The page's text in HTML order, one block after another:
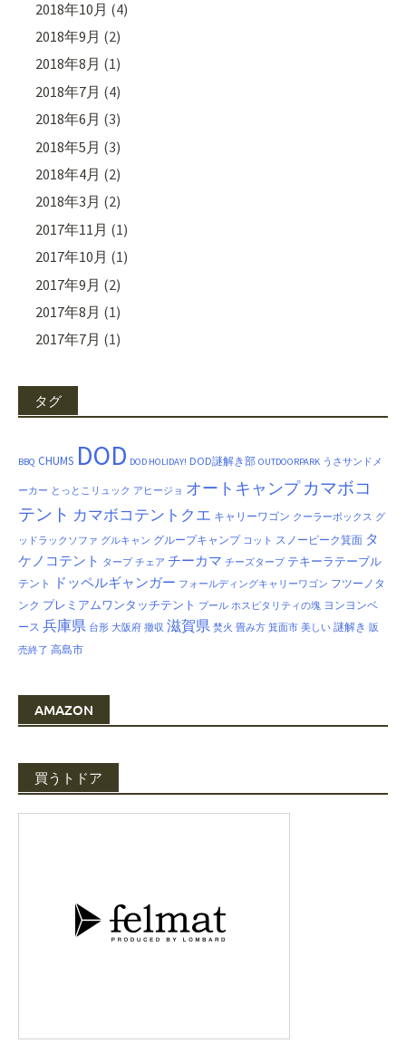
2018年10月 (4)
2018年9月 (2)
2018年8月 (1)
2018年7月 (4)
2018年6月 (3)
2018年5月 (3)
2018年4月 (2)
2018年3月 (2)
2017年11月 (1)
2017年10月 (1)
2017年9月 (2)
2017年8月 (1)
2017年7月 (1)
タグ
BBQ CHUMS DOD DOD HOLIDAY! DOD謎解き部 OUTDOORPARK うさサンドメ
ーカー とっとこリュック アヒージョ オートキャンプ カマボコ
テント カマボコテントクエ キャリーワゴン クーラーボックス グ
ッドラックソファ グルキャン グループキャンプ コット スノーピーク箕面 タ
ケノコテント タープ チェア チーカマ チーズタープ テキーラテーブル
テント ドッペルギャンガー フォールディングキャリーワゴン フツーノタ
ンク プレミアムワンタッチテント プール ホスピタリティの塊 ヨンヨンベ
ース 兵庫県 台形 大阪府 撤収 滋賀県 焚火 畳み方 箕面市 美しい 謎解き 販
売終了 高島市
AMAZON
買うトドア